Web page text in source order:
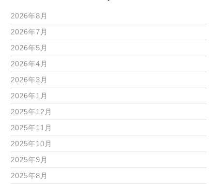
2026年8月
2026年7月
2026年5月
2026年4月
2026年3月
2026年1月
2025年12月
2025年11月
2025年10月
2025年9月
2025年8月